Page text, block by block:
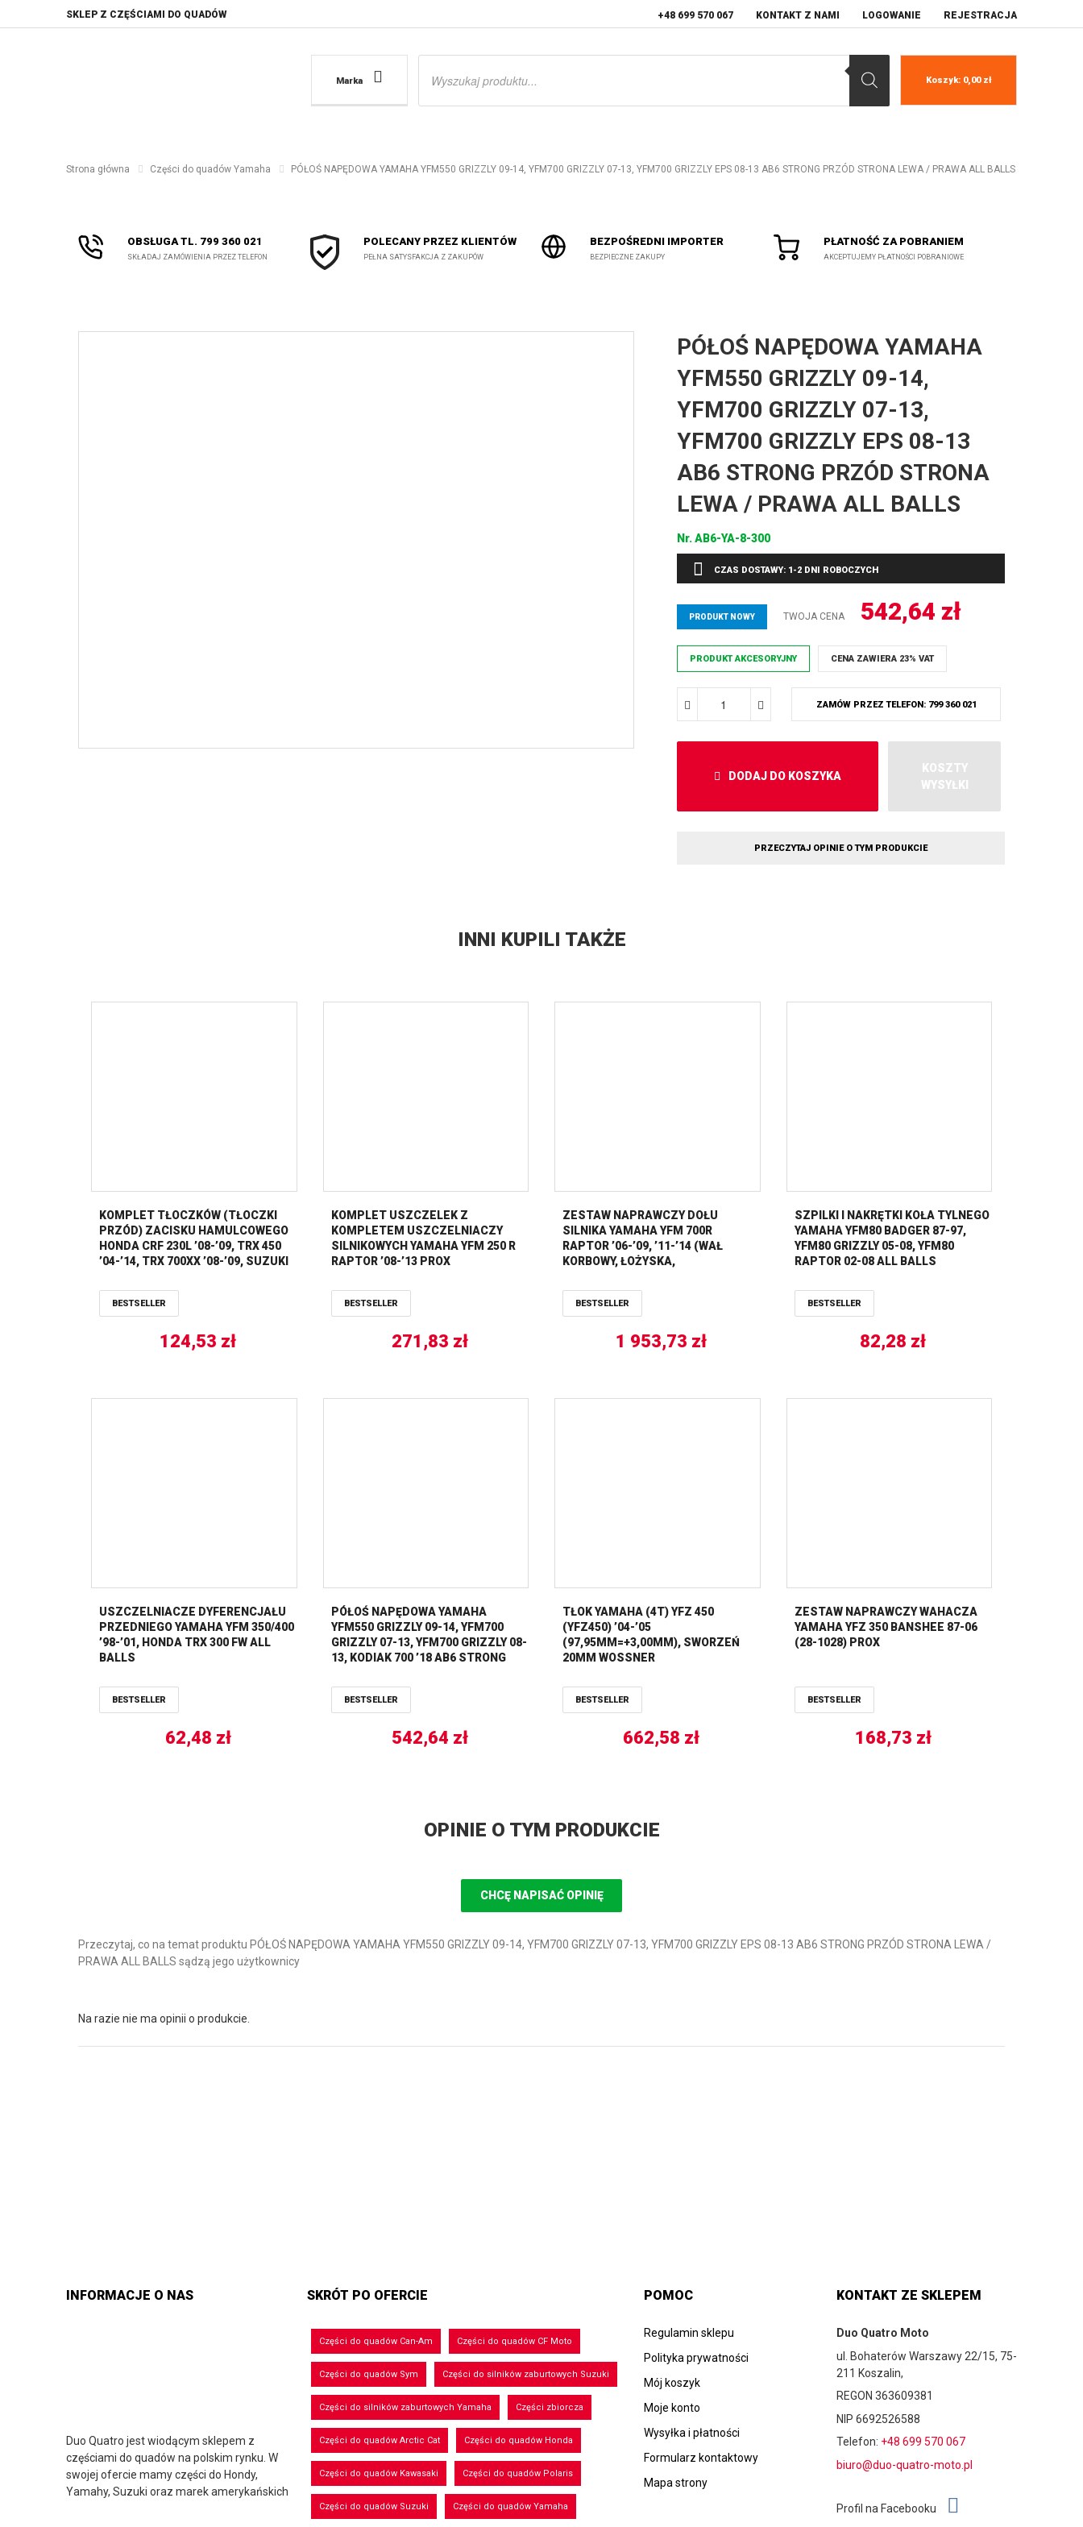
SKLEP Z CZĘŚCIAMI DO QUADÓW +48 699 570 067 KONTAKT Z NAMI LOGOWANIE REJESTRACJA
Marka
Wyszukiwarka
Koszyk: 0,00 zł
Strona główna Części do quadów Yamaha PÓŁOŚ NAPĘDOWA YAMAHA YFM550 GRIZZLY 09-14, YFM700 GRIZZLY 07-13, YFM700 GRIZZLY EPS 08-13 AB6 STRONG PRZÓD STRONA LEWA / PRAWA ALL BALLS
OBSŁUGA TL. 799 360 021
SKŁADAJ ZAMÓWIENIA PRZEZ TELEFON
POLECANY PRZEZ KLIENTÓW
PEŁNA SATYSFAKCJA Z ZAKUPÓW
BEZPOŚREDNI IMPORTER
BEZPIECZNE ZAKUPY
PŁATNOŚĆ ZA POBRANIEM
AKCEPTUJEMY PŁATNOŚCI POBRANIOWE
PÓŁOŚ NAPĘDOWA YAMAHA
YFM550 GRIZZLY 09-14,
YFM700 GRIZZLY 07-13,
YFM700 GRIZZLY EPS 08-13
AB6 STRONG PRZÓD STRONA
LEWA / PRAWA ALL BALLS
Nr.AB6-YA-8-300
CZAS DOSTAWY: 1-2 DNI ROBOCZYCH
PRODUKT NOWY TWOJA CENA 542,64 zł
PRODUKT AKCESORYJNY CENA ZAWIERA 23% VAT
ZAMÓW PRZEZ TELEFON: 799 360 021
DODAJ DO KOSZYKA
KOSZTY
WYSYŁKI
PRZECZYTAJ OPINIE O TYM PRODUKCIE
INNI KUPILI TAKŻE
KOMPLET TŁOCZKÓW (TŁOCZKI
PRZÓD) ZACISKU HAMULCOWEGO
HONDA CRF 230L ’08-’09, TRX 450
’04-’14, TRX 700XX ’08-’09, SUZUKI
Raptor ’06-’21, YFZ 450 ’04-’21 ALL
BALLS
BESTSELLER
124,53 zł
KOMPLET USZCZELEK Z
KOMPLETEM USZCZELNIACZY
SILNIKOWYCH YAMAHA YFM 250 R
RAPTOR ’08-’13 PROX
BESTSELLER
271,83 zł
ZESTAW NAPRAWCZY DOŁU
SILNIKA YAMAHA YFM 700R
RAPTOR ’06-’09, ’11-’14 (WAŁ
KORBOWY, ŁOŻYSKA,
RODS
BESTSELLER
1 953,73 zł
SZPILKI I NAKRĘTKI KOŁA TYLNEGO
YAMAHA YFM80 BADGER 87-97,
YFM80 GRIZZLY 05-08, YFM80
RAPTOR 02-08 ALL BALLS
BESTSELLER
82,28 zł
USZCZELNIACZE DYFERENCJAŁU
PRZEDNIEGO YAMAHA YFM 350/400
’98-’01, HONDA TRX 300 FW ALL
BALLS
BESTSELLER
62,48 zł
PÓŁOŚ NAPĘDOWA YAMAHA
YFM550 GRIZZLY 09-14, YFM700
GRIZZLY 07-13, YFM700 GRIZZLY 08-
13, KODIAK 700 ’18 AB6 STRONG
BALLS
BESTSELLER
542,64 zł
TŁOK YAMAHA (4T) YFZ 450
(YFZ450) ’04-’05
(97,95MM=+3,00MM), SWORZEŃ
20MM WOSSNER
BESTSELLER
662,58 zł
ZESTAW NAPRAWCZY WAHACZA
YAMAHA YFZ 350 BANSHEE 87-06
(28-1028) PROX
BESTSELLER
168,73 zł
OPINIE O TYM PRODUKCIE
CHCĘ NAPISAĆ OPINIĘ
Przeczytaj, co na temat produktu PÓŁOŚ NAPĘDOWA YAMAHA YFM550 GRIZZLY 09-14, YFM700 GRIZZLY 07-13, YFM700 GRIZZLY EPS 08-13 AB6 STRONG PRZÓD STRONA LEWA /
PRAWA ALL BALLS sądzą jego użytkownicy
Na razie nie ma opinii o produkcie.
INFORMACJE O NAS
Duo Quatro jest wiodącym sklepem z
częściami do quadów na polskim rynku. W
swojej ofercie mamy części do Hondy,
Yamahy, Suzuki oraz marek amerykańskich
SKRÓT PO OFERCIE
Części do quadów Can-Am Części do quadów CF Moto
Części do quadów Sym Części do silników zaburtowych Suzuki
Części do silników zaburtowych Yamaha Części zbiorcza
Części do quadów Arctic Cat Części do quadów Honda
Części do quadów Kawasaki Części do quadów Polaris
Części do quadów Suzuki Części do quadów Yamaha
POMOC
Regulamin sklepu
Polityka prywatności
Mój koszyk
Moje konto
Wysyłka i płatności
Formularz kontaktowy
Mapa strony
KONTAKT ZE SKLEPEM
Duo Quatro Moto
ul. Bohaterów Warszawy 22/15, 75-
211 Koszalin,
REGON 363609381
NIP 6692526588
Telefon: +48 699 570 067
biuro@duo-quatro-moto.pl
Profil na Facebooku